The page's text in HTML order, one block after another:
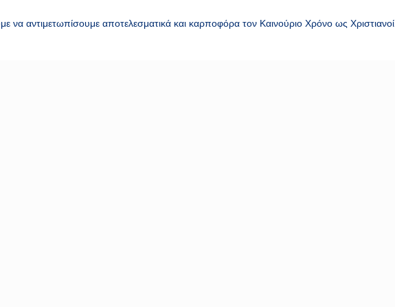
αντιμετωπίσουμε αποτελεσματικά και καρποφόρα τον Καινούριο Χρόνο ως Χριστιανοί.